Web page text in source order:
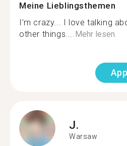
Meine Lieblingsthemen
I’m crazy... I love talking
other things....Mehr lesen
J.
Warsaw